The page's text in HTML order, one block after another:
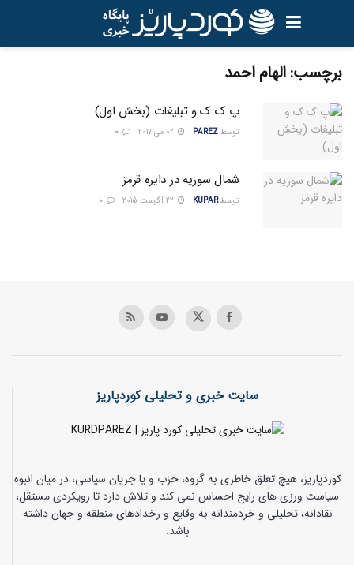
برچسب:الهام احمد
پ ک ک و تبلیغات (بخش اول)
توسط PAREZ
شمال سوریه در دایره‌ قرمز
توسط KUPAR
سایت خبری و تحلیلی کوردپاریز
کوردپاریز، هیچ تعلق خاطری به گروه، حزب و یا جریان سیاسی، در میان انبوه
سیاست ورزی های رایج احساس نمی کند و تلاش دارد تا رویکردی مستقل،
نقادانه، تحلیلی و خردمندانه به وقایع و رخدادهای منطقه و جهان داشته
باشد.